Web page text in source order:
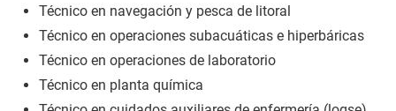
Técnico en navegación y pesca de litoral
Técnico en operaciones subacuáticas e hiperbáricas
Técnico en operaciones de laboratorio
Técnico en planta química